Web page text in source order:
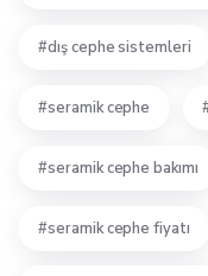
dış cephe sistemleri
seramik cephe
seramik cephe bakımı
seramik cephe fiyatı